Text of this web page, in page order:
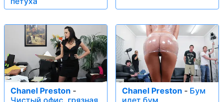
Chanel Preston -
Чистый офис, грязная
Chanel Preston - Бум
идет бум